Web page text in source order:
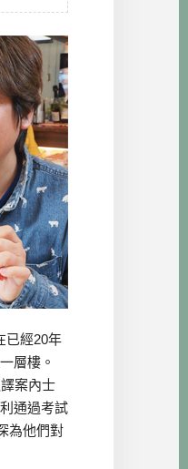
已經20年
層樓。
案內士
通過考試
為他們對